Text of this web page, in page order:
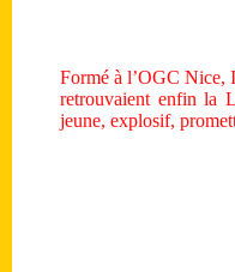
Formé à l’OGC Nice,
retrouvaient enfin la
jeune, explosif,